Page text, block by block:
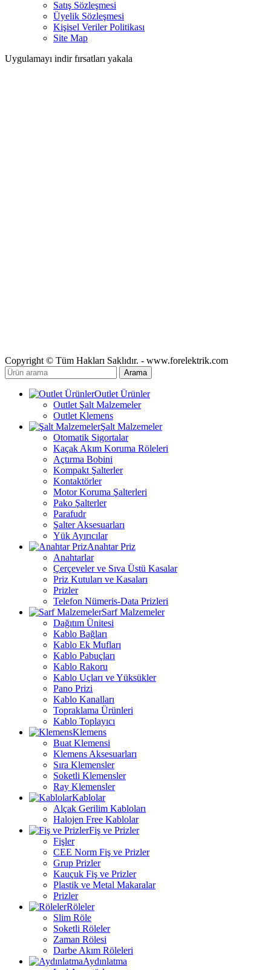
Satış Sözleşmesi
Üyelik Sözleşmesi
Kişisel Veriler Politikası
Site Map
Uygulamayı indir fırsatları yakala
Copyright © Tüm Hakları Saklıdır. - www.forelektrik.com
Arama
Outlet Ürünler
Outlet Şalt Malzemeler
Outlet Klemens
Şalt Malzemeler
Otomatik Sigortalar
Kaçak Akım Koruma Röleleri
Açtırma Bobini
Kompakt Şalterler
Kontaktörler
Motor Koruma Şalterleri
Pako Şalterler
Parafudr
Şalter Aksesuarları
Yük Ayırıcılar
Anahtar Priz
Anahtarlar
Çerçeveler ve Sıva Üstü Kasalar
Priz Kutuları ve Kasaları
Prizler
Telefon Nümeris-Data Prizleri
Sarf Malzemeler
Dağıtım Ünitesi
Kablo Bağları
Kablo Ek Mufları
Kablo Pabuçları
Kablo Rakoru
Kablo Uçları ve Yüksükler
Pano Prizi
Kablo Kanalları
Topraklama Ürünleri
Kablo Toplayıcı
Klemens
Buat Klemensi
Klemens Aksesuarları
Sıra Klemensler
Soketli Klemensler
Ray Klemensler
Kablolar
Alçak Gerilim Kabloları
Halojen Free Kablolar
Fiş ve Prizler
Fişler
CEE Norm Fiş ve Prizler
Grup Prizler
Kauçuk Fiş ve Prizler
Plastik ve Metal Makaralar
Prizler
Röleler
Slim Röle
Soketli Röleler
Zaman Rölesi
Darbe Akım Röleleri
Aydınlatma